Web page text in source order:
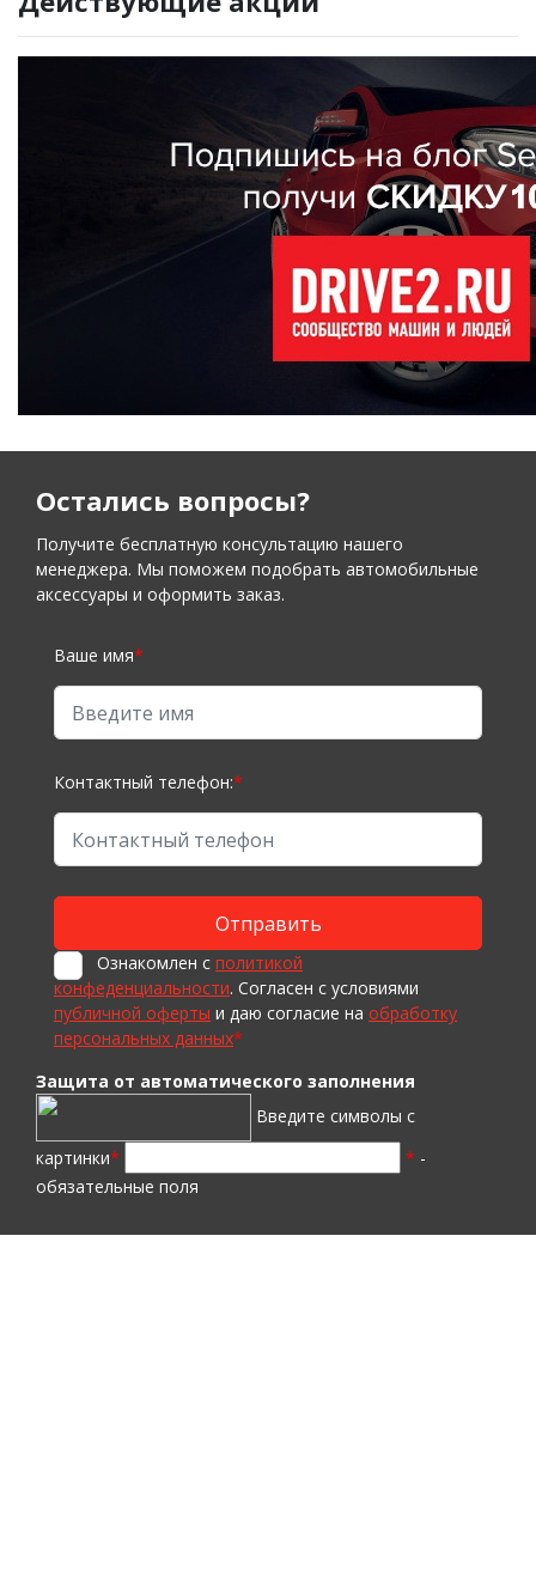
Остались вопросы?
Получите бесплатную консультацию нашего
менеджера. Мы поможем подобрать автомобильные
аксессуары и оформить заказ.
Ваше имя*
Контактный телефон:*
Ознакомлен с политикой
конфеденциальности. Согласен с условиями
публичной оферты и даю согласие на обработку
персональных данных*
Защита от автоматического заполнения
Введите символы с
картинки* * -
обязательные поля